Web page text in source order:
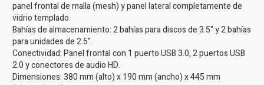
panel frontal de malla (mesh) y panel lateral completamente de
vidrio templado.
Bahías de almacenamiento: 2 bahías para discos de 3.5" y 2 bahías
para unidades de 2.5".
Conectividad: Panel frontal con 1 puerto USB 3.0, 2 puertos USB
2.0 y conectores de audio HD.
Dimensiones: 380 mm (alto) x 190 mm (ancho) x 445 mm